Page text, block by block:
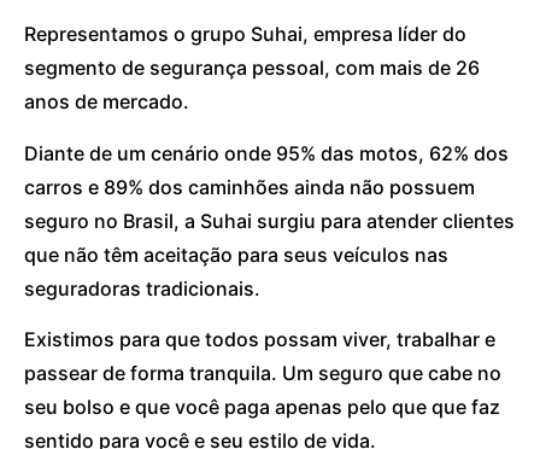
Representamos o grupo Suhai, empresa líder do
segmento de segurança pessoal, com mais de 26
anos de mercado.
Diante de um cenário onde 95% das motos, 62% dos
carros e 89% dos caminhões ainda não possuem
seguro no Brasil, a Suhai surgiu para atender clientes
que não têm aceitação para seus veículos nas
seguradoras tradicionais.
Existimos para que todos possam viver, trabalhar e
passear de forma tranquila. Um seguro que cabe no
seu bolso e que você paga apenas pelo que que faz
sentido para você e seu estilo de vida.